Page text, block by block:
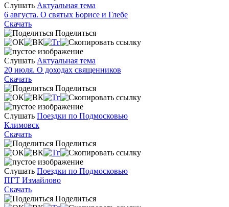
Слушать Актуальная тема
6 августа. О святых Борисе и Глебе
Скачать
Поделиться
Слушать Актуальная тема
20 июля. О доходах священников
Скачать
Поделиться
Слушать Поездки по Подмосковью
Климовск
Скачать
Поделиться
Слушать Поездки по Подмосковью
ПГТ Измайлово
Скачать
Поделиться